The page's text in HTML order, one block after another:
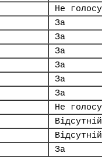
Не
За
За
За
За
За
За
Не
Відсутній
Відсутній
За